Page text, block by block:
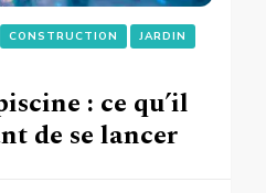
CONSTRUCTION
JARDIN
: ce qu’il
de se lancer